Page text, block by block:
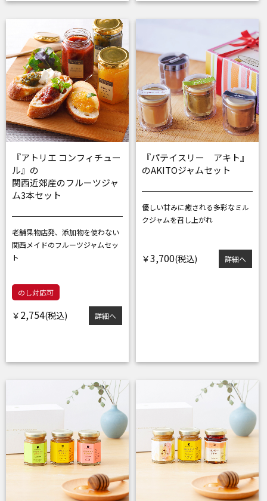
『アトリエ コンフィチュー
ル』の
関西近郊産のフルーツジャ
ム3本セット
老舗果物店発、添加物を使わない
関西メイドのフルーツジャムセッ
ト
のし対応可
￥ 2,754 詳細へ
『パテイスリー アキト』
のAKITOジャムセット
優しい甘みに癒される多彩なミル
クジャムを召し上がれ
￥3,700 詳細へ